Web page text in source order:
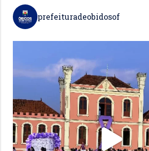
prefeituradeobidosof